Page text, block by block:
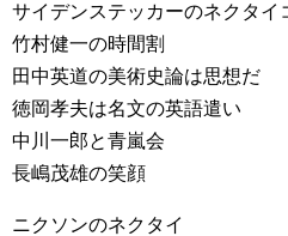
サイデンステッカーのネクタイ
竹村健一の時間割
田中英道の美術史論は思想だ
徳岡孝夫は名文の英語遣い
中川一郎と青嵐会
長嶋茂雄の笑顔
ニクソンのネクタイ